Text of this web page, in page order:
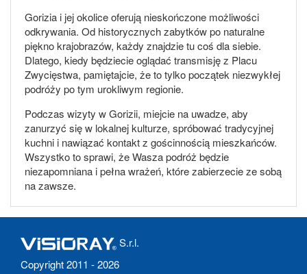
Gorizia i jej okolice oferują nieskończone możliwości
odkrywania. Od historycznych zabytków po naturalne
piękno krajobrazów, każdy znajdzie tu coś dla siebie.
Dlatego, kiedy będziecie oglądać transmisję z Placu
Zwycięstwa, pamiętajcie, że to tylko początek niezwykłej
podróży po tym urokliwym regionie.
Podczas wizyty w Gorizii, miejcie na uwadze, aby
zanurzyć się w lokalnej kulturze, spróbować tradycyjnej
kuchni i nawiązać kontakt z gościnnością mieszkańców.
Wszystko to sprawi, że Wasza podróż będzie
niezapomniana i pełna wrażeń, które zabierzecie ze sobą
na zawsze.
S.r.l.
Copyright 2011 - 2026